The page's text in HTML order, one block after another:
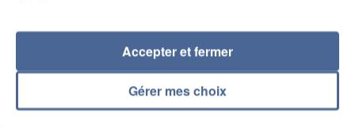
6 août 2026
Gérer mes choix
Accepter et fermer